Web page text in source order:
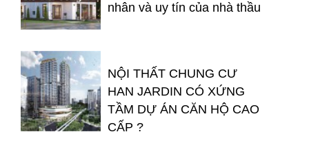
nhân và uy tín của nhà thầu
NỘI THẤT CHUNG CƯ
HAN JARDIN CÓ XỨNG
TẦM DỰ ÁN CĂN HỘ CAO
CẤP ?